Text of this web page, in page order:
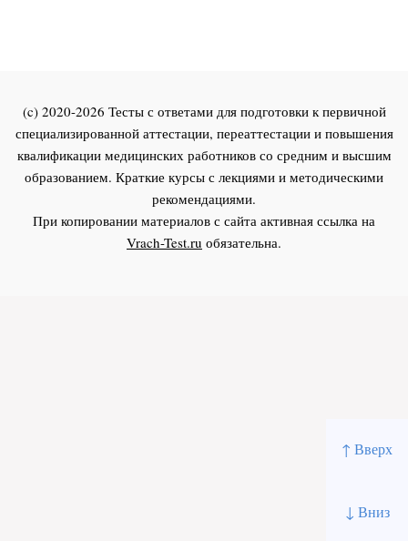
↑ Вверх
↓ Вниз
(c) 2020-2026 Тесты с ответами для подготовки к первичной
специализированной аттестации, переаттестации и повышения
квалификации медицинских работников со средним и высшим
образованием. Краткие курсы с лекциями и методическими
рекомендациями.
При копировании материалов с сайта активная ссылка на
Vrach-Test.ru обязательна.